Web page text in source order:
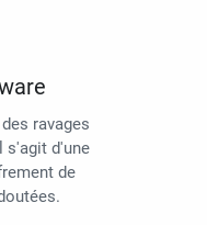
ravages
s'agit d'une
de